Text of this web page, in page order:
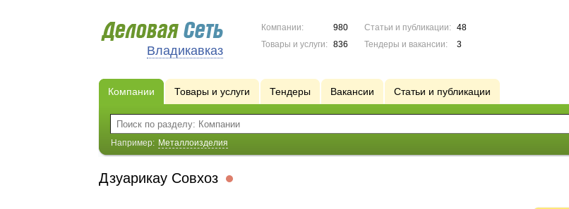
Владикавказ
Компании:
980
Товары и услуги:
836
Статьи и публикации:
48
Тендеры и вакансии:
3
Компании Товары и услуги Тендеры Вакансии Статьи и публикации
Например: Металлоизделия
Дзуарикау Совхоз